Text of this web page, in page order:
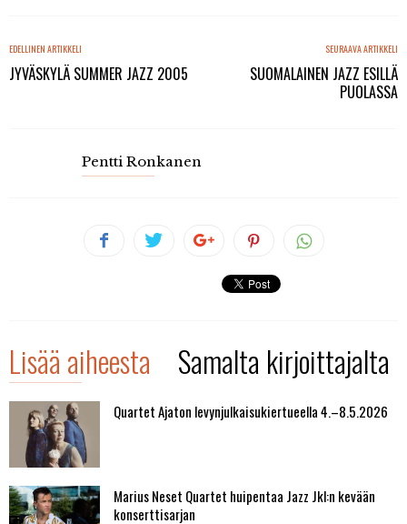
EDELLINEN ARTIKKELI
JYVÄSKYLÄ SUMMER JAZZ 2005
SEURAAVA ARTIKKELI
SUOMALAINEN JAZZ ESILLÄ
PUOLASSA
Pentti Ronkanen
Lisää aiheesta Samalta kirjoittajalta
Quartet Ajaton levynjulkaisukiertueella 4.–8.5.2026
Marius Neset Quartet huipentaa Jazz Jkl:n kevään
konserttisarjan